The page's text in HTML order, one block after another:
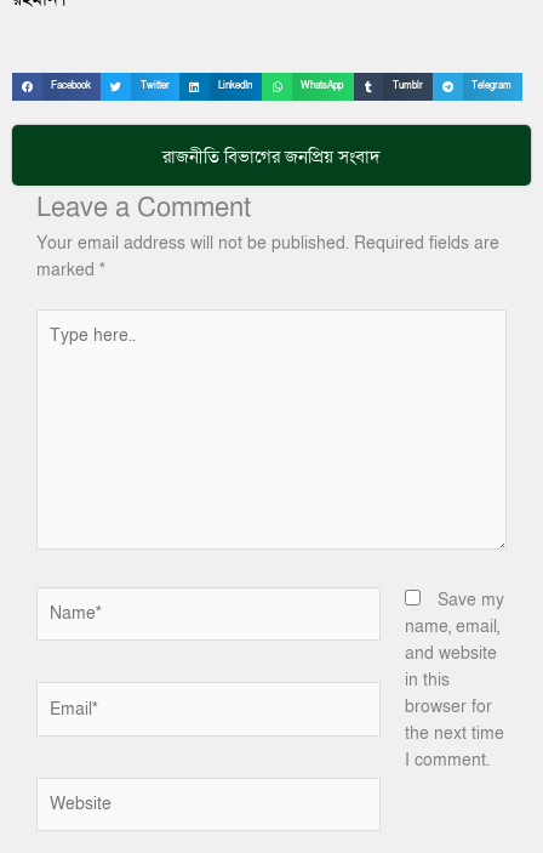
Facebook Twitter LinkedIn WhatsApp Tumblr Telegram
রাজনীতিবিভাগের জনপ্রিয় সংবাদ
Leave a Comment
Your email address will not be published. Required fields are
marked *
here..
Save my
name, email,
and website
in this
browser for
the next time
I comment.